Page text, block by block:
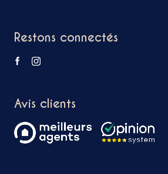
Restons connectés
Avis clients